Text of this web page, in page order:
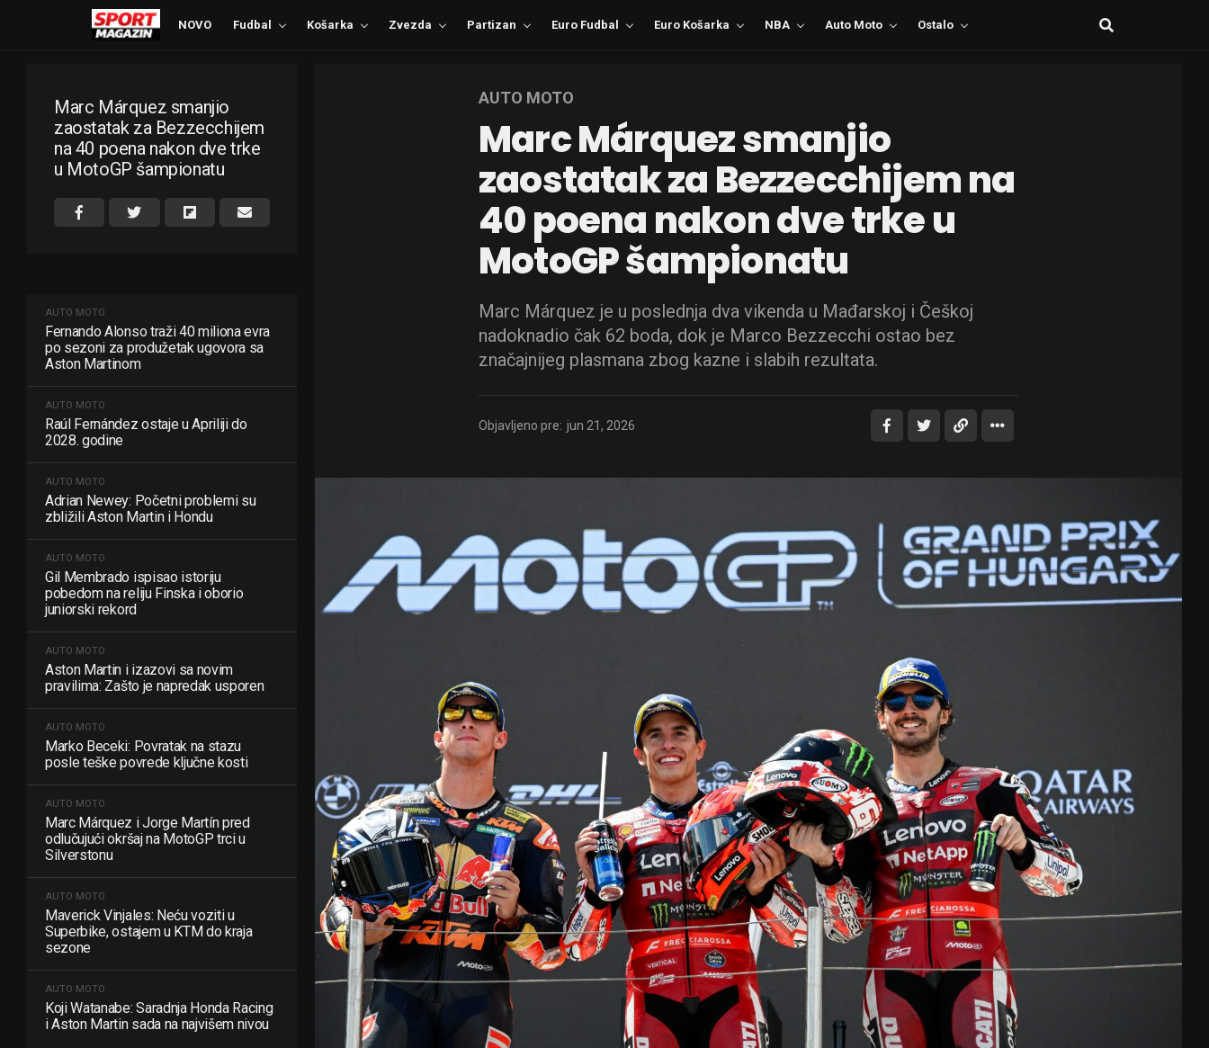
NOVO Fudbal Košarka Zvezda Partizan Euro Fudbal Euro Košarka NBA Auto Moto Ostalo
Marc Márquez smanjio
zaostatak za Bezzecchijem
na 40 poena nakon dve trke
u MotoGP šampionatu
AUTO MOTO
Fernando Alonso traži 40 miliona evra
po sezoni za produžetak ugovora sa
Aston Martinom
AUTO MOTO
Raúl Fernández ostaje u Apriliji do
2028. godine
AUTO MOTO
Adrian Newey: Početni problemi su
zbližili Aston Martin i Hondu
AUTO MOTO
Gil Membrado ispisao istoriju
pobedom na reliju Finska i oborio
juniorski rekord
AUTO MOTO
Aston Martin i izazovi sa novim
pravilima: Zašto je napredak usporen
AUTO MOTO
Marko Beceki: Povratak na stazu
posle teške povrede ključne kosti
AUTO MOTO
Marc Márquez i Jorge Martín pred
odlučujući okršaj na MotoGP trci u
Silverstonu
AUTO MOTO
Maverick Vinjales: Neću voziti u
Superbike, ostajem u KTM do kraja
sezone
AUTO MOTO
Koji Watanabe: Saradnja Honda Racing
i Aston Martin sada na najvišem nivou
AUTO MOTO
Marc Márquez smanjio
zaostatak za Bezzecchijem na
40 poena nakon dve trke u
MotoGP šampionatu
Marc Márquez je u poslednja dva vikenda u Mađarskoj i Češkoj
nadoknadio čak 62 boda, dok je Marco Bezzecchi ostao bez
značajnijeg plasmana zbog kazne i slabih rezultata.
Objavljeno pre: jun 21, 2026